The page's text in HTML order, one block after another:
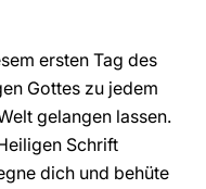
ersten Tag des
Gottes zu jedem
gelangen lassen.
Schrift
dich und behüte